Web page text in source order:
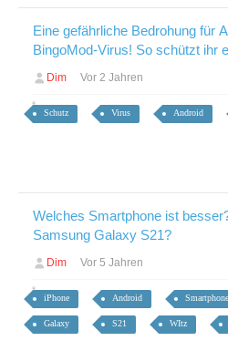
Eine gefährliche Bedrohung für
BingoMod-Virus! So schützt ihr
Dim Vor 2 Jahren
Schutz Virus Android
Welches Smartphone ist
Samsung Galaxy S21?
Dim Vor 5 Jahren
iPhone Android Smartphone
Galaxy S21 WItz